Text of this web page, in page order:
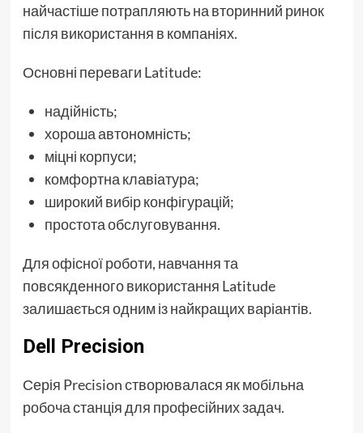
найчастіше потрапляють на вторинний ринок
після використання в компаніях.
Основні переваги Latitude:
надійність;
хороша автономність;
міцні корпуси;
комфортна клавіатура;
широкий вибір конфігурацій;
простота обслуговування.
Для офісної роботи, навчання та
повсякденного використання Latitude
залишається одним із найкращих варіантів.
Dell Precision
Серія Precision створювалася як мобільна
робоча станція для професійних задач.